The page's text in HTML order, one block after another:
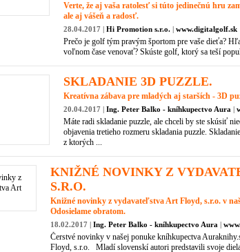
Verte, že aj vaša ratolesť si túto jedinečnú hru
ale aj vášeň a radosť.
28.04.2017 | Hi Promotion s.r.o. | www.digitalgolf.sk
Prečo je golf tým pravým športom pre vaše dieťa?
voľnom čase venovať? Skúste golf, ktorý sa teší
SKLADANIE 3D PUZZLE.
Kreatívna zábava pre mladých aj starších - 3D
20.04.2017 | Ing. Peter Balko - kníhkupectvo Aura |
Máte radi skladanie puzzle, ale chceli by ste skúsiť
objavenia tretieho rozmeru skladania puzzle.
z ktorých ...
KNIŽNÉ NOVINKY Z
S.R.O.
Knižné novinky z vydavateľstva Art Floyd, s.r.o. v
Odosielame obratom.
18.02.2017 | Ing. Peter Balko - kníhkupectvo Aura |
Čerstvé novinky v našej ponuke kníhkupectva
Floyd, s.r.o. Mladí slovenskí autori predstavili svoje